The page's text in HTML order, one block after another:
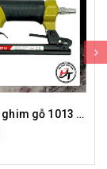
Súng bắn ghim gỗ 1013 Meite bằng hơi đinh chữ U chuyên bắn yên xe máy SBG-1013-MT